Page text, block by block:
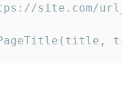
site.com/